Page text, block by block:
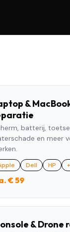
&
batterij,
en meer
Dell HP
€ 59
& Drone